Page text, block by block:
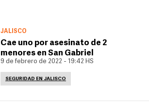
JALISCO
Cae uno por asesinato de 2
menores en San Gabriel
9 de febrero de 2022 - 19:42 HS
SEGURIDAD EN JALISCO